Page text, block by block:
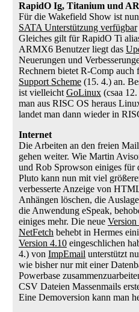
RapidO Ig, Titanium und
Für die Wakefield Show ist
SATA Unterstützung verfügbar
Gleiches gilt für RapidO Ti
ARMX6 Benutzer liegt das
Neuerungen und
Rechnern bietet R-Comp auch
Support Scheme (15. 4.) an.
ist vielleicht GoLinux (csaa
man aus RISC OS heraus
landet man dann wieder in
Internet
Die Arbeiten an den freien
gehen weiter. Wie Martin
und Rob Sprowson einiges für
Pluto kann nun mit viel
verbesserte Anzeige von
Anhängen löschen, die
die Anwendung eSpeak,
einiges mehr. Die neue Version
NetFetch behebt in Hermes
Version 4.10 eingeschlichen
4.) von ImpEmail unterstützt
wie bisher nur mit einer
Powerbase
CSV Dateien Massenmails
Eine Demoversion kann man